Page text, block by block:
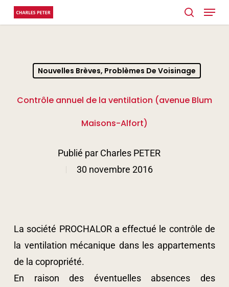
Skip
to
search
Menu
Nouvelles Brèves, Problèmes De Voisinage
Contrôle annuel de la ventilation (avenue Blum
Maisons-Alfort)
Publié par Charles PETER
30 novembre 2016
La société PROCHALOR a effectué le contrôle de
la ventilation mécanique dans les appartements
de la copropriété.
En raison des éventuelles absences des